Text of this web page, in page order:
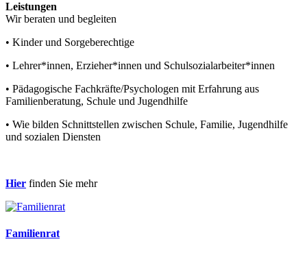
Leistungen
Wir beraten und begleiten
• Kinder und Sorgeberechtige
• Lehrer*innen, Erzieher*innen und Schulsozialarbeiter*innen
• Pädagogische Fachkräfte/Psychologen mit Erfahrung aus
Familienberatung, Schule und Jugendhilfe
• Wie bilden Schnittstellen zwischen Schule, Familie, Jugendhilfe
und sozialen Diensten
Hier finden Sie mehr
Familienrat